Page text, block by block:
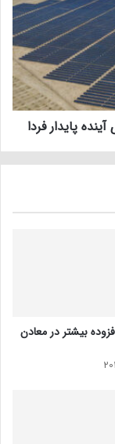
پایدار فردا
بیشتر در معادن